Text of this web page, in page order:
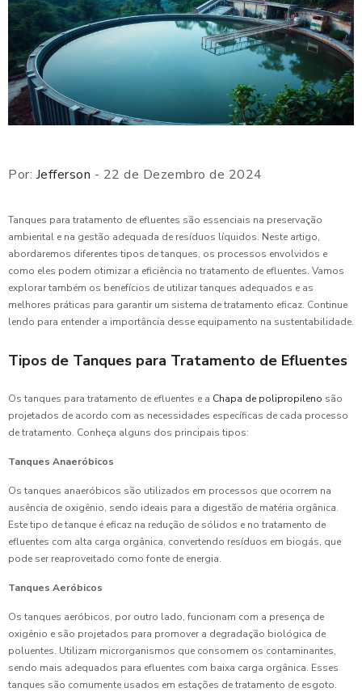
Por: Jefferson - 22 de Dezembro de 2024
Tanques para tratamento de efluentes são essenciais na preservação
ambiental e na gestão adequada de resíduos líquidos. Neste artigo,
abordaremos diferentes tipos de tanques, os processos envolvidos e
como eles podem otimizar a eficiência no tratamento de efluentes. Vamos
explorar também os benefícios de utilizar tanques adequados e as
melhores práticas para garantir um sistema de tratamento eficaz. Continue
lendo para entender a importância desse equipamento na sustentabilidade.
Tipos de Tanques para Tratamento de Efluentes
Os tanques para tratamento de efluentes e a Chapa de polipropileno são
projetados de acordo com as necessidades específicas de cada processo
de tratamento. Conheça alguns dos principais tipos:
Tanques Anaeróbicos
Os tanques anaeróbicos são utilizados em processos que ocorrem na
ausência de oxigênio, sendo ideais para a digestão de matéria orgânica.
Este tipo de tanque é eficaz na redução de sólidos e no tratamento de
efluentes com alta carga orgânica, convertendo resíduos em biogás, que
pode ser reaproveitado como fonte de energia.
Tanques Aeróbicos
Os tanques aeróbicos, por outro lado, funcionam com a presença de
oxigênio e são projetados para promover a degradação biológica de
poluentes. Utilizam microrganismos que consomem os contaminantes,
sendo mais adequados para efluentes com baixa carga orgânica. Esses
tanques são comumente usados em estações de tratamento de esgoto.